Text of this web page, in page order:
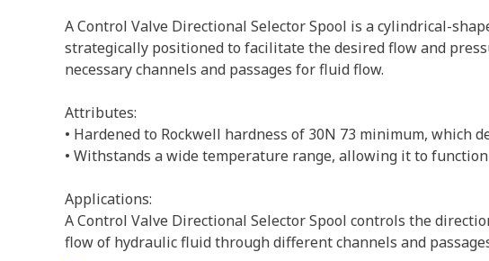
A Control Valve Directional Selector Spool is a cylindrical-
strategically positioned to facilitate the desired flow and
necessary channels and passages for fluid flow.
Attributes:
• Hardened to Rockwell hardness of 30N 73 minimum,
• Withstands a wide temperature range, allowing it to
Applications:
A Control Valve Directional Selector Spool controls the
flow of hydraulic fluid through different channels and